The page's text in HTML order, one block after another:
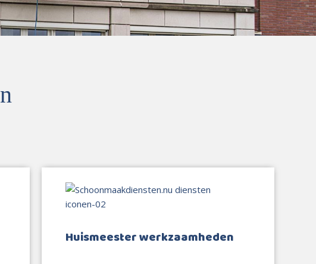
Huismeester werkzaamheden